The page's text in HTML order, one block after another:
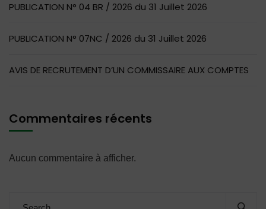
PUBLICATION N° 04 BR / 2026 du 31 Juillet 2026
PUBLICATION N° 07NC / 2026 du 31 Juillet 2026
AVIS DE RECRUTEMENT D’UN COMMISSAIRE AUX COMPTES
Commentaires récents
Aucun commentaire à afficher.